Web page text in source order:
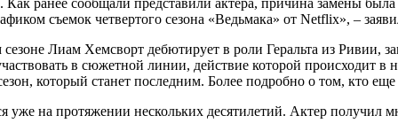
съемок четвертого сезона «Ведьмака» от Netflix», –
Лиам Хемсворт дебютирует в роли Геральта из
в сюжетной линии, действие которой происходит
который станет последним. Более подробно о том, кто еще
уже на протяжении нескольких десятилетий. Актер